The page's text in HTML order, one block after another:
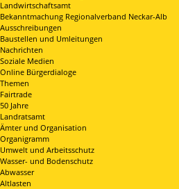
Landwirtschaftsamt
Bekanntmachung Regionalverband Neckar-Alb
Ausschreibungen
Baustellen und Umleitungen
Nachrichten
Soziale Medien
Online Bürgerdialoge
Themen
Fairtrade
50 Jahre
Landratsamt
Ämter und Organisation
Organigramm
Umwelt und Arbeitsschutz
Wasser- und Bodenschutz
Abwasser
Altlasten